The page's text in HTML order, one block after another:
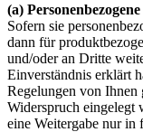
(a)
Sofern sie
dann für
und/oder an Dritte
Einverständnis erklärt
Regelungen von Ihnen
Widerspruch eingelegt
eine Weitergabe nur in